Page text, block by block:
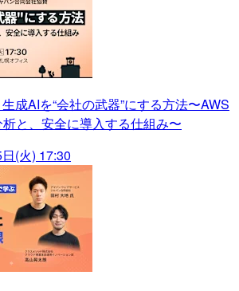
成AIを“会社の武器”にする方法〜AWS
と、安全に導入する仕組み〜
(火) 17:30